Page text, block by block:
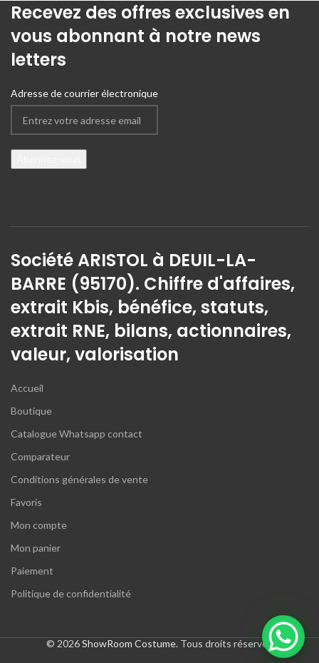
Recevez des offres exclusives en
vous abonnant à notre news
letters
Adresse de courrier électronique
Société ARISTOL à DEUIL-LA-
BARRE (95170). Chiffre d'affaires,
extrait Kbis, bénéfice, statuts,
extrait RNE, bilans, actionnaires,
valeur, valorisation
Accueil
Boutique
Catalogue Whatsapp contact
Comparateur
Conditions générales de vente
Favoris
Mon compte
Mon panier
Paiement
Politique de confidentialité
© 2026ShowRoom Costume. Tous droits réservés